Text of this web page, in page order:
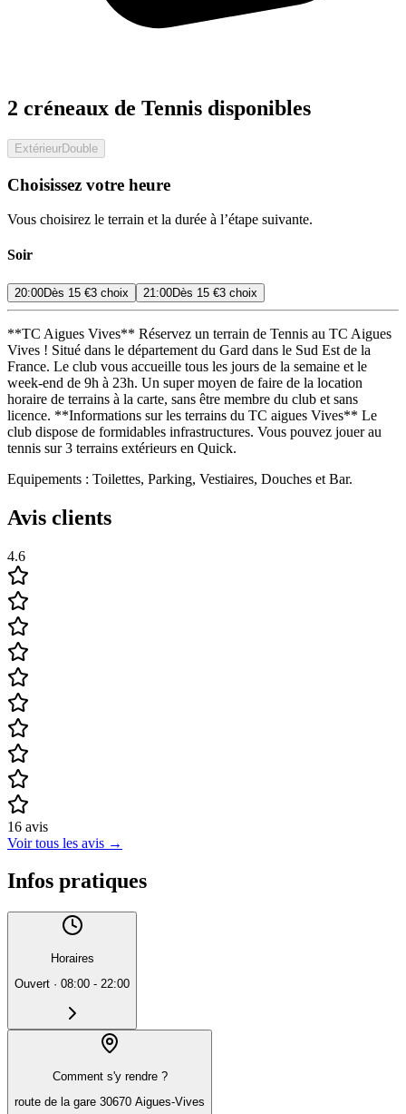
2 créneaux de Tennis disponibles
ExtérieurDouble
Choisissez votre heure
Vous choisirez le terrain et la durée à l’étape suivante.
Soir
20:00Dès 15 €3 choix 21:00Dès 15 €3 choix
**TC Aigues Vives** Réservez un terrain de Tennis au TC Aigues
Vives ! Situé dans le département du Gard dans le Sud Est de la
France. Le club vous accueille tous les jours de la semaine et le
week-end de 9h à 23h. Un super moyen de faire de la location
horaire de terrains à la carte, sans être membre du club et sans
licence. **Informations sur les terrains du TC aigues Vives** Le
club dispose de formidables infrastructures. Vous pouvez jouer au
tennis sur 3 terrains extérieurs en Quick.
Equipements : Toilettes, Parking, Vestiaires, Douches et Bar.
Avis clients
4.6
16 avis
Voir tous les avis →
Infos pratiques
Horaires
Ouvert · 08:00 - 22:00
Comment s'y rendre ?
route de la gare 30670 Aigues-Vives